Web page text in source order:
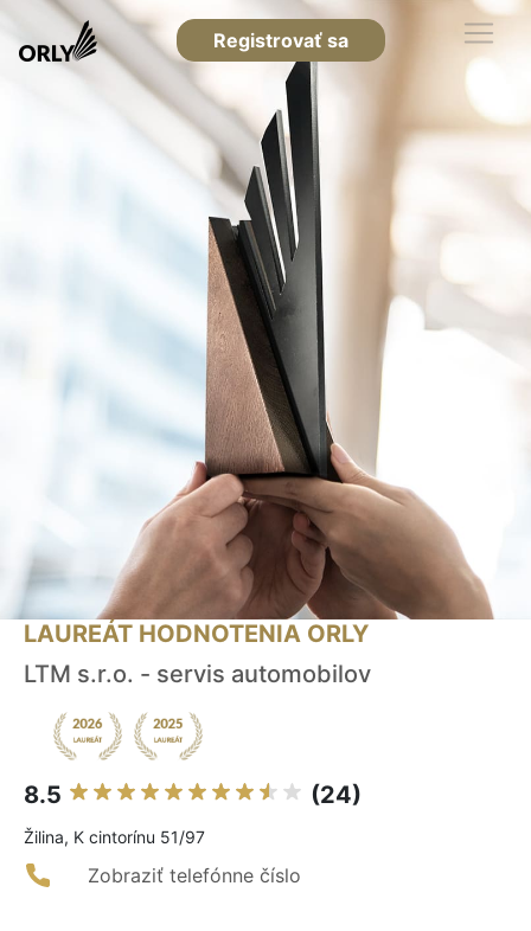
Registrovať sa
LAUREÁT HODNOTENIA ORLY
LTM s.r.o. - servis automobilov
8.5 (24)
Žilina, K cintorínu 51/97
Zobraziť telefónne číslo